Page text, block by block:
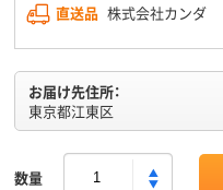
直送品 株式会社カンダ
お届け先住所：
東京都江東区
数量